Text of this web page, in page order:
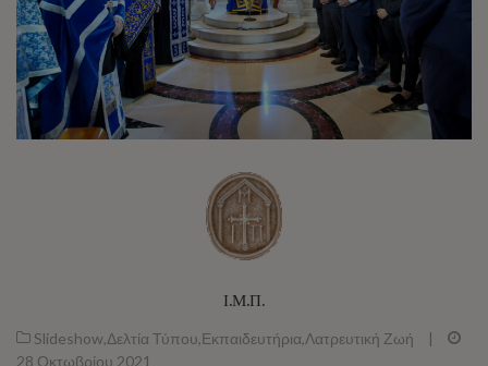
Ι.Μ.Π.
Slideshow,Δελτία Τύπου,Εκπαιδευτήρια,Λατρευτική Ζωή
|
28 Οκτωβρίου 2021